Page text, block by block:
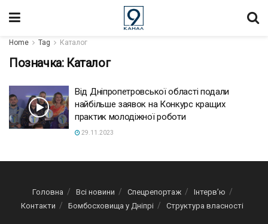
Home Tag Каталог
Позначка: Каталог
Від Дніпропетровської області подали
найбільше заявок на Конкурс кращих
практик молодіжної роботи
29.11.2023
Головна Всі новини Спецрепортаж
Інтерв’ю
Контакти
Бомбосховища у Дніпрі Структура власності